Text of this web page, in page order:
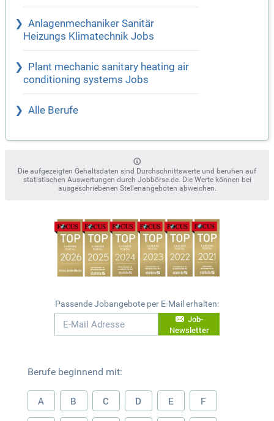
Anlagenmechaniker Sanitär
Heizungs Klimatechnik Jobs
Plant mechanic sanitary heating air
conditioning systems Jobs
Alle Berufe
Die aufgezeigten Gehaltsdaten sind Durchschnittswerte und beruhen auf
statistischen Auswertungen durch Jobbörse.de. Die Werte können bei
ausgeschriebenen Stellenangeboten abweichen.
Passende Jobangebote per E-Mail erhalten:
Job-
Newsletter
Berufe beginnend mit:
A B C D E F